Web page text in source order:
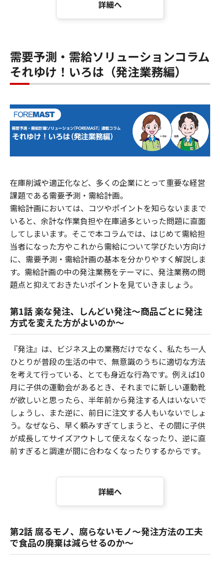
詳細へ
需要予測・需給ソリューションコラム
それゆけ！いろは（発注業務編）
在庫削減や適正化など、多くの企業にとって重要な経営
課題である需要予測・需給計画。
需給計画においては、コツやポイントを知らないままで
いると、余計な作業負担や在庫過多といった問題に直面
してしまいます。そこで本コラムでは、はじめて需給担
当者になった方やこれから需給について学びたい方向け
に、需要予測・需給計画の基本を分かりやすく解説しま
す。需給計画の中の発注業務をテーマに、発注業務の問
題点と抑えておきたいポイントを見ていきましょう。
第1話 楽な発注、しんどい発注～商品ごとに発注
方式を変えた方がよいのか～
『発注』は、ビジネス上の業務だけでなく、私たち一人
ひとりが普段の生活の中で、無意識のうちに適切な方法
を考えて行っている、とても身近な行為です。例えば10
月に子供の運動会があるとき、それまでに新しい運動靴
が欲しいと思ったら、半年前から発注する人はいないで
しょうし、また逆に、前日に注文する人もいないでしょ
う。なぜなら、早く頼みすぎてしまうと、その間に子供
が成長してサイズアウトして使えなくなったり、逆に直
前すぎると調達が間に合わなくなったりするからです。
詳細へ
第2話 腐るモノ、腐らないモノ～発注方法の工夫
で食品の廃棄は減らせるのか～